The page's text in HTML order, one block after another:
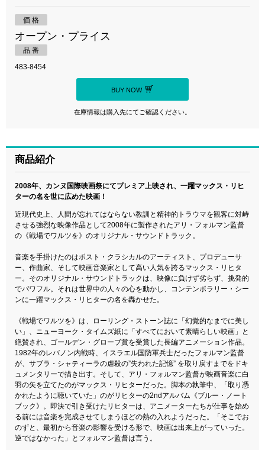
価 格
オープン・プライス
品 番
483-8454
BUY NOW
在庫情報は購入先にてご確認ください。
商品紹介
2008年、カンヌ国際映画祭にてプレミア上映され、一躍マックス・リヒ
ターの名を世に広めた映画！
近現代史上、人間が忘れてはならない教訓と精神的トラウマを観客に対峙
させる強烈な映像作品として2008年に製作されたアリ・フォルマン監督
の《戦場でワルツを》のオリジナル・サウンドトラック。
音楽を手掛けたのはポスト・クラシカルのアーティスト、プロデューサ
ー、作曲家、そして映画音楽家として高い人気を誇るマックス・リヒタ
ー。そのオリジナル・サウンドトラックは、映像に負けず劣らず、挑発的
でパワフル。それは世界中の人々の心を動かし、コンテンポラリー・シー
ンに一躍マックス・リヒターの名を轟かせた。
《戦場でワルツを》は、ローリング・ストーン誌に「幻覚的なまでに美し
い」、ニューヨーク・タイムズ紙に「すべてにおいて素晴らしい映画」と
絶賛され、ゴールデン・グローブ賞を受賞した長編アニメーション作品。
1982年のレバノン内戦時、イスラエル国防軍兵士だったフォルマン監督
が、サブラ・シャティーラの虐殺の”失われた記憶” を取り戻すまでをドキ
ュメンタリーで描き出す。そして、アリ・フォルマン監督が映画音楽に白
羽の矢を立てたのがマックス・リヒターだった。脚本の執筆中、「取り憑
かれたように聴いていた」のがリヒターの2ndアルバム《ブルー・ノート
ブック》。即決で引き受けたリヒターは、アニメーターたちが仕事を始め
る前には音楽を完成させてしまうほどの熱の入れようだった。「そこでお
のずと、最初から音楽の影響を受ける形で、映画は出来上がっていった。
逆ではなかった」とフォルマン監督は言う。